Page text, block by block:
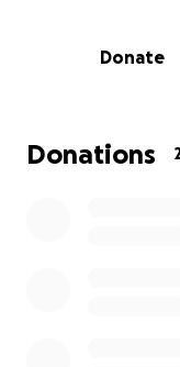
está recibiendo
Esta campaña
que le permita
Donate
Donations